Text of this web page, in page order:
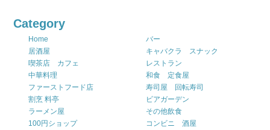
Category
Home
バー
居酒屋
キャバクラ スナック
喫茶店 カフェ
レストラン
中華料理
和食 定食屋
ファーストフード店
寿司屋 回転寿司
割烹 料亭
ビアガーデン
ラーメン屋
その他飲食
100円ショップ
コンビニ 酒屋